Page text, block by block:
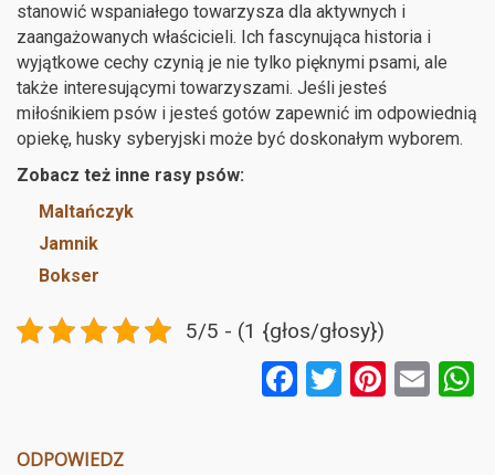
stanowić wspaniałego towarzysza dla aktywnych i
zaangażowanych właścicieli. Ich fascynująca historia i
wyjątkowe cechy czynią je nie tylko pięknymi psami, ale
także interesującymi towarzyszami. Jeśli jesteś
miłośnikiem psów i jesteś gotów zapewnić im odpowiednią
opiekę, husky syberyjski może być doskonałym wyborem.
Zobacz też inne rasy psów:
Maltańczyk
Jamnik
Bokser
5/5 - (1 {głos/głosy})
F T Pi E
ODPOWIEDZ